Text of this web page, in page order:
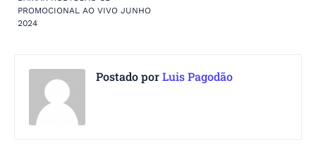
PROMOCIONAL AO VIVO JUNHO
2024
Postado porLuis Pagodão